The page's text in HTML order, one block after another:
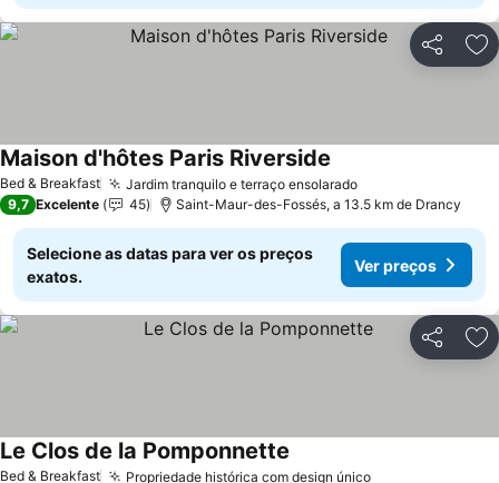
Partilhar
Bed & Breakfast Jardim tranquilo e terraço ensolarado
Maison d'hôtes Paris Riverside
9,7 Excelente 45 Saint-Maur-des-Fossés, a 13.5 km de Drancy
Selecione as datas para ver os preços
exatos.
Ver preços
Partilhar
Bed & Breakfast Propriedade histórica com design único
Le Clos de la Pomponnette